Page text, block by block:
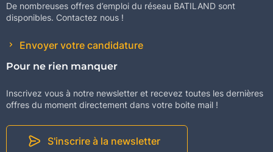
De nombreuses offres d’emploi du réseau BATILAND sont
disponibles. Contactez nous !
Envoyer votre candidature
Pour ne rien manquer
Inscrivez vous à notre newsletter et recevez toutes les dernières
offres du moment directement dans votre boite mail !
S'inscrire à la newsletter